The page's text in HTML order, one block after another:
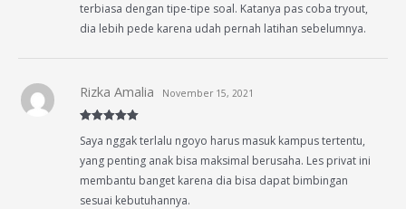
terbiasa dengan tipe-tipe soal. Katanya pas coba tryout,
dia lebih pede karena udah pernah latihan sebelumnya.
of 5
Rizka Amalia November 15, 2021
Saya nggak terlalu ngoyo harus masuk kampus tertentu,
yang penting anak bisa maksimal berusaha. Les privat ini
membantu banget karena dia bisa dapat bimbingan
sesuai kebutuhannya.